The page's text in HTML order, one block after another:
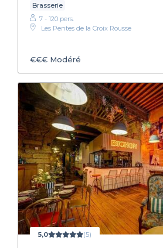
Brasserie
7 - 120 pers.
Les Pentes de la Croix Rousse
€€€ Modéré
5,0 (5)